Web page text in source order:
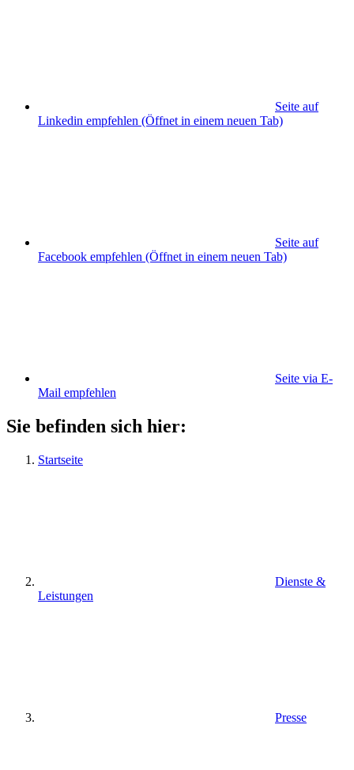
Seite auf
Linkedin empfehlen (Öffnet in einem neuen Tab)
Seite auf
Facebook empfehlen (Öffnet in einem neuen Tab)
Seite via E-
Mail empfehlen
Sie befinden sich hier:
Startseite
Dienste &
Leistungen
Presse